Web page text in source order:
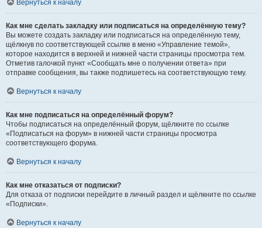
Вернуться к началу
Как мне сделать закладку или подписаться на определённую тему?
Вы можете создать закладку или подписаться на определённую тему,
щёлкнув по соответствующей ссылке в меню «Управление темой»,
которое находится в верхней и нижней части страницы просмотра тем.
Отметив галочкой пункт «Сообщать мне о получении ответа» при
отправке сообщения, вы также подпишетесь на соответствующую тему.
Вернуться к началу
Как мне подписаться на определённый форум?
Чтобы подписаться на определённый форум, щёлкните по ссылке
«Подписаться на форум» в нижней части страницы просмотра
соответствующего форума.
Вернуться к началу
Как мне отказаться от подписки?
Для отказа от подписки перейдите в личный раздел и щёлкните по ссылке
«Подписки».
Вернуться к началу